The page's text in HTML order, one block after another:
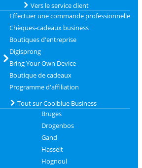
Vers le service client
Effectuer une commande professionnelle
Chèques-cadeaux business
Boutiques d'entreprise
Digisprong
Bring Your Own Device
Boutique de cadeaux
Programme d'affiliation
Tout sur Coolblue Business
Bruges
Drogenbos
Gand
Hasselt
Hognoul